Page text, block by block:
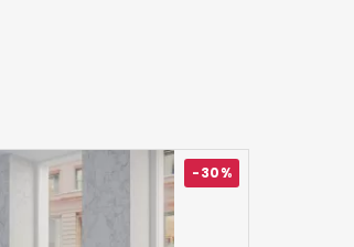
-30%